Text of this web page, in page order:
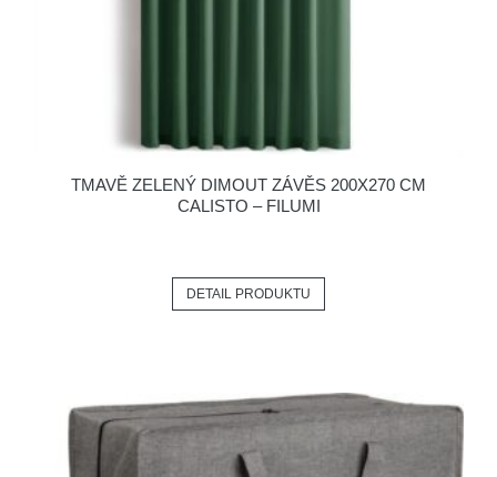
TMAVĚ ZELENÝ DIMOUT ZÁVĚS 200X270 CM
CALISTO – FILUMI
DETAIL PRODUKTU